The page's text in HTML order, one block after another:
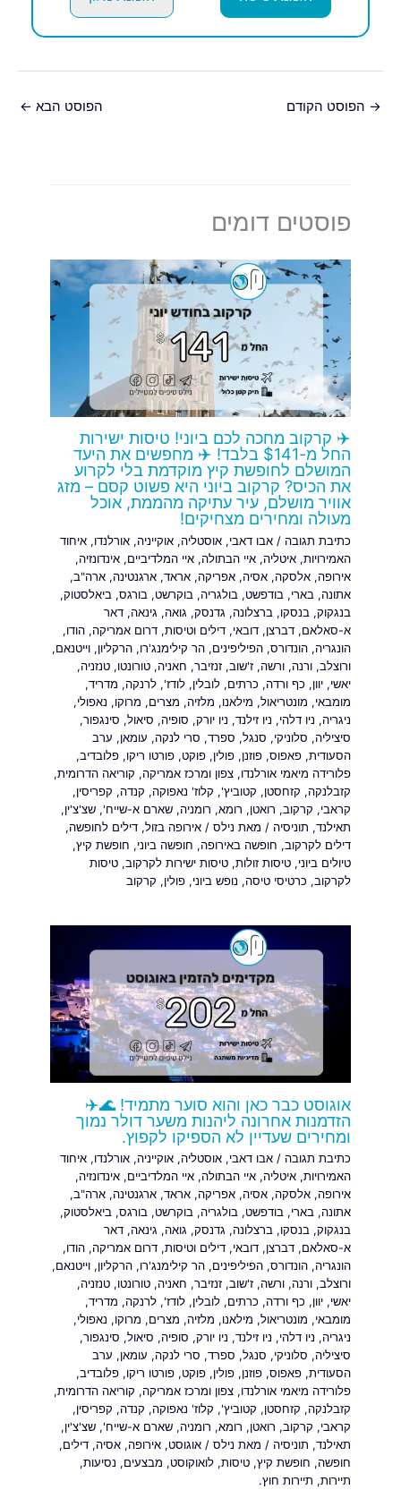
→ הפוסט הקודם הפוסט הבא ←
פוסטים דומים
✈️ קרקוב מחכה לכם ביוני! טיסות ישירות
החל מ-$141 בלבד! ✈️ מחפשים את היעד
המושלם לחופשת קיץ מוקדמת בלי לקרוע
את הכיס? קרקוב ביוני היא פשוט קסם – מזג
אוויר מושלם, עיר עתיקה מהממת, אוכל
מעולה ומחירים מצחיקים!
כתיבת תגובה /אבו דאבי,אוסטליה,אוקייניה,אורלנדו,איחוד
האמירויות,איטליה,איי הבתולה,איי המלדיביים,אינדונזיה,
אירופה,אלסקה,אסיה,אפריקה,אראד,ארגנטינה,ארה"ב,
אתונה, בארי, בודפשט, בולגריה, בוקרשט, בורגס, ביאלסטוק,
בנגקוק, בנסקו, ברצלונה, גדנסק, גואה, גינאה,דאר
א-סאלאם,דברצן,דובאי,דילים וטיסות,דרום אמריקה,הודו,
הונגריה,הונדורס,הפיליפינים,הר קילימנג'רו,הרקליון,וייטנאם,
ורוצלב,ורנה,ורשה,ז'שוב,זנזיבר, חאניה,טורונטו,טנזניה,
יאשי,יוון, כף ורדה, כרתים,לובלין,לודז',לרנקה, מדריד,
מומבאי, מונטריאול, מילאנו, מלזיה, מצרים, מרוקו, נאפולי,
ניגריה, ניו דלהי, ניו זילנד, ניו יורק, סופיה, סיאול, סינגפור,
סיציליה, סלוניקי, סנגל, ספרד, סרי לנקה, עומאן, ערב
הסעודית,פאפוס,פוזנן,פולין,פוקט,פורטו ריקו,פלובדיב,
פלורידה מיאמי אורלנדו,צפון ומרכז אמריקה, קוריאה הדרומית,
קזבלנקה, קזחסטן, קטוביץ', קלוז' נאפוקה, קנדה, קפריסין,
קראבי, קרקוב, רואטן, רומא, רומניה,שארם א-שייח',שצ'צ'ין,
תאילנד, תוניסיה / מאת נילס/אירופה בזול,דילים לחופשה,
דילים לקרקוב, חופשה באירופה, חופשה ביוני, חופשת קיץ,
טיולים ביוני,טיסות זולות,טיסות ישירות לקרקוב,טיסות
לקרקוב, כרטיסי טיסה, נופש ביוני,פולין, קרקוב
אוגוסט כבר כאן והוא סוער מתמיד! 🌊✈️
הזדמנות אחרונה ליהנות משער דולר נמוך
ומחירים שעדיין לא הספיקו לקפוץ.
כתיבת תגובה /אבו דאבי,אוסטליה,אוקייניה,אורלנדו,איחוד
האמירויות,איטליה,איי הבתולה,איי המלדיביים,אינדונזיה,
אירופה,אלסקה,אסיה,אפריקה,אראד,ארגנטינה,ארה"ב,
אתונה,בארי,בודפשט,בולגריה,בוקרשט,בורגס,ביאלסטוק,
בנגקוק,בנסקו,ברצלונה, גדנסק, גואה, גינאה,דאר
א-סאלאם,דברצן,דובאי,דילים וטיסות,דרום אמריקה,הודו,
הונגריה,הונדורס,הפיליפינים,הר קילימנג'רו,הרקליון,וייטנאם,
ורוצלב,ורנה,ורשה,ז'שוב,זנזיבר, חאניה,טורונטו,טנזניה,
יאשי,יוון, כף ורדה, כרתים,לובלין,לודז',לרנקה, מדריד,
מומבאי, מונטריאול, מילאנו, מלזיה, מצרים, מרוקו, נאפולי,
ניגריה, ניו דלהי, ניו זילנד, ניו יורק, סופיה, סיאול, סינגפור,
סיציליה, סלוניקי, סנגל, ספרד, סרי לנקה, עומאן, ערב
הסעודית,פאפוס,פוזנן,פולין,פוקט,פורטו ריקו,פלובדיב,
פלורידה מיאמי אורלנדו,צפון ומרכז אמריקה, קוריאה הדרומית,
קזבלנקה, קזחסטן, קטוביץ', קלוז' נאפוקה, קנדה, קפריסין,
קראבי, קרקוב, רואטן, רומא, רומניה,שארם א-שייח',שצ'צ'ין,
תאילנד, תוניסיה / מאת נילס/אוגוסט,אירופה,אסיה,דילים,
חופשה, חופשת קיץ,טיסות,לואוקוסט, מבצעים, נסיעות,
תיירות, תיירות חוץ.